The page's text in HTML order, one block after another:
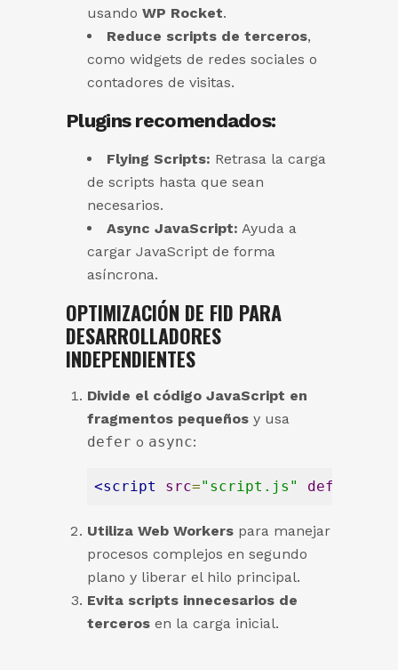
usando WP Rocket.
Reduce scripts de terceros,
como widgets de redes sociales o
contadores de visitas.
Plugins recomendados:
Flying Scripts: Retrasa la carga
de scripts hasta que sean
necesarios.
Async JavaScript: Ayuda a
cargar JavaScript de forma
asíncrona.
OPTIMIZACIÓN DE FID PARA
DESARROLLADORES
INDEPENDIENTES
Divide el código JavaScript en
fragmentos pequeños y usa
defer o async:
<script src="script.js" defer
Utiliza Web Workers para manejar
procesos complejos en segundo
plano y liberar el hilo principal.
Evita scripts innecesarios de
terceros en la carga inicial.